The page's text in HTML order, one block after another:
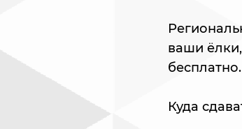
ваши
бесплатно.
Куда